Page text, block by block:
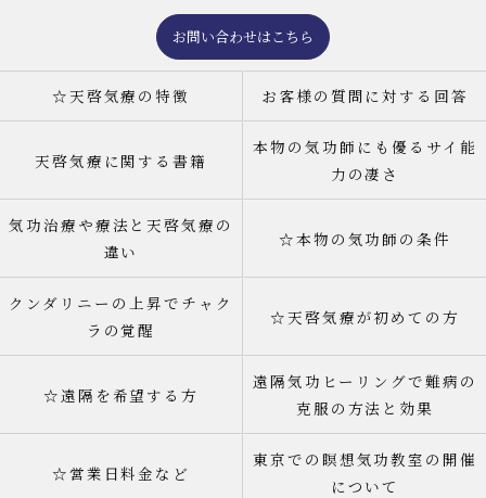
お問い合わせはこちら
☆天啓気療の特徴 お客様の質問に対する回答
天啓気療に関する書籍
本物の気功師にも優るサイ能
力の凄さ
気功治療や療法と天啓気療の
違い
☆本物の気功師の条件
クンダリニーの上昇でチャク
ラの覚醒
☆天啓気療が初めての方
☆遠隔を希望する方
遠隔気功ヒーリングで難病の
克服の方法と効果
☆営業日料金など
東京での瞑想気功教室の開催
について